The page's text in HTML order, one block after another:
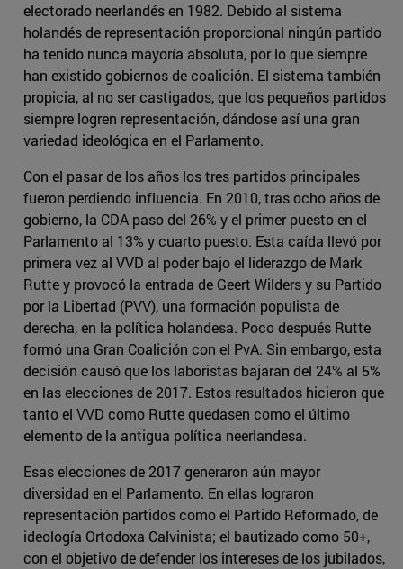
electorado neerlandés en 1982. Debido al sistema
holandés de representación proporcional ningún partido
ha tenido nunca mayoría absoluta, por lo que siempre
han existido gobiernos de coalición. El sistema también
propicia, al no ser castigados, que los pequeños partidos
siempre logren representación, dándose así una gran
variedad ideológica en el Parlamento.
Con el pasar de los años los tres partidos principales
fueron perdiendo influencia. En 2010, tras ocho años de
gobierno, la CDA paso del 26% y el primer puesto en el
Parlamento al 13% y cuarto puesto. Esta caída llevó por
primera vez al VVD al poder bajo el liderazgo de Mark
Rutte y provocó la entrada de Geert Wilders y su Partido
por la Libertad (PVV), una formación populista de
derecha, en la política holandesa. Poco después Rutte
formó una Gran Coalición con el PvA. Sin embargo, esta
decisión causó que los laboristas bajaran del 24% al 5%
en las elecciones de 2017. Estos resultados hicieron que
tanto el VVD como Rutte quedasen como el último
elemento de la antigua política neerlandesa.
Esas elecciones de 2017 generaron aún mayor
diversidad en el Parlamento. En ellas lograron
representación partidos como el Partido Reformado, de
ideología Ortodoxa Calvinista; el bautizado como 50+,
con el objetivo de defender los intereses de los jubilados,